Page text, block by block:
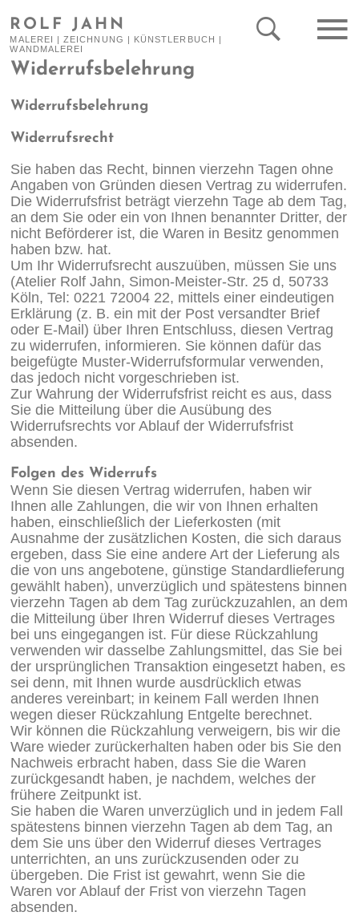
ROLF JAHN
MALEREI | ZEICHNUNG | KÜNSTLERBUCH |
WANDMALEREI
Widerrufsbelehrung
Widerrufsbelehrung
Widerrufsrecht
Sie haben das Recht, binnen vierzehn Tagen ohne
Angaben von Gründen diesen Vertrag zu widerrufen.
Die Widerrufsfrist beträgt vierzehn Tage ab dem Tag,
an dem Sie oder ein von Ihnen benannter Dritter, der
nicht Beförderer ist, die Waren in Besitz genommen
haben bzw. hat.
Um Ihr Widerrufsrecht auszuüben, müssen Sie uns
(Atelier Rolf Jahn, Simon-Meister-Str. 25 d, 50733
Köln, Tel: 0221 72004 22, mittels einer eindeutigen
Erklärung (z. B. ein mit der Post versandter Brief
oder E-Mail) über Ihren Entschluss, diesen Vertrag
zu widerrufen, informieren. Sie können dafür das
beigefügte Muster-Widerrufsformular verwenden,
das jedoch nicht vorgeschrieben ist.
Zur Wahrung der Widerrufsfrist reicht es aus, dass
Sie die Mitteilung über die Ausübung des
Widerrufsrechts vor Ablauf der Widerrufsfrist
absenden.
Folgen des Widerrufs
Wenn Sie diesen Vertrag widerrufen, haben wir
Ihnen alle Zahlungen, die wir von Ihnen erhalten
haben, einschließlich der Lieferkosten (mit
Ausnahme der zusätzlichen Kosten, die sich daraus
ergeben, dass Sie eine andere Art der Lieferung als
die von uns angebotene, günstige Standardlieferung
gewählt haben), unverzüglich und spätestens binnen
vierzehn Tagen ab dem Tag zurückzuzahlen, an dem
die Mitteilung über Ihren Widerruf dieses Vertrages
bei uns eingegangen ist. Für diese Rückzahlung
verwenden wir dasselbe Zahlungsmittel, das Sie bei
der ursprünglichen Transaktion eingesetzt haben, es
sei denn, mit Ihnen wurde ausdrücklich etwas
anderes vereinbart; in keinem Fall werden Ihnen
wegen dieser Rückzahlung Entgelte berechnet.
Wir können die Rückzahlung verweigern, bis wir die
Ware wieder zurückerhalten haben oder bis Sie den
Nachweis erbracht haben, dass Sie die Waren
zurückgesandt haben, je nachdem, welches der
frühere Zeitpunkt ist.
Sie haben die Waren unverzüglich und in jedem Fall
spätestens binnen vierzehn Tagen ab dem Tag, an
dem Sie uns über den Widerruf dieses Vertrages
unterrichten, an uns zurückzusenden oder zu
übergeben. Die Frist ist gewahrt, wenn Sie die
Waren vor Ablauf der Frist von vierzehn Tagen
absenden.